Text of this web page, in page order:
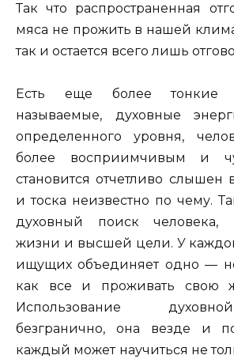
Так что распространенная
мяса не прожить в нашей
так и остается всего лишь
Есть еще более тонкие
называемые, духовные
определенного уровня,
более восприимчивым и
становится отчетливо слышен
и тоска неизвестно по чему.
духовный поиск человека,
жизни и высшей цели. У
ищущих объединяет одно —
как все и проживать свою
Использование
безгранично, она везде и
каждый может научиться не